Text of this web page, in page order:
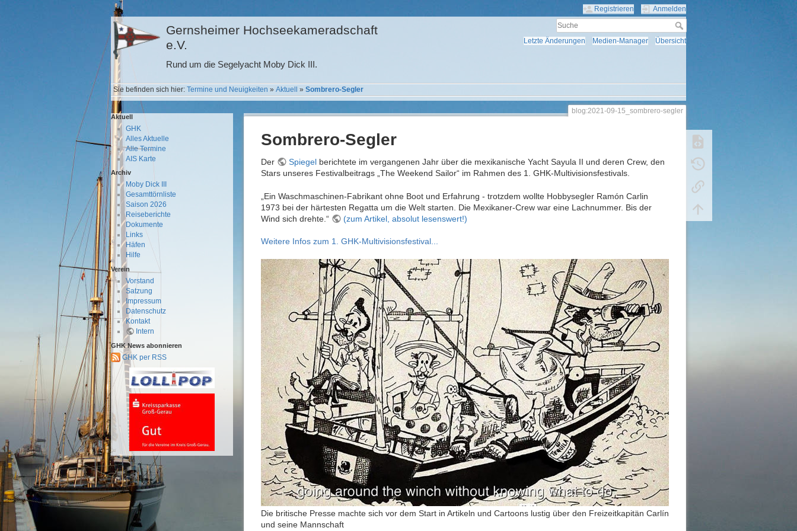
Gernsheimer Hochseekameradschaft
e.V.
Rund um die Segelyacht Moby Dick III.
Registrieren Anmelden
Letzte Änderungen Medien-Manager Übersicht
Sie befinden sich hier:Termine und Neuigkeiten »Aktuell »Sombrero-Segler
Aktuell
GHK
Alles Aktuelle
Alle Termine
AIS Karte
Archiv
Moby Dick III
Gesamttörnliste
Saison 2026
Reiseberichte
Dokumente
Links
Häfen
Hilfe
Verein
Vorstand
Satzung
Impressum
Datenschutz
Kontakt
Intern
GHK News abonnieren
GHK per RSS
blog:2021-09-15_sombrero-segler
Sombrero-Segler
Der Spiegelberichtete im vergangenen Jahr über die mexikanische Yacht Sayula II und deren Crew, den
Stars unseres Festivalbeitrags „The Weekend Sailor“ im Rahmen des 1. GHK-Multivisionsfestivals.
„Ein Waschmaschinen-Fabrikant ohne Boot und Erfahrung - trotzdem wollte Hobbysegler Ramón Carlin
1973 bei der härtesten Regatta um die Welt starten. Die Mexikaner-Crew war eine Lachnummer. Bis der
Wind sich drehte.“
(zum Artikel, absolut lesenswert!)
Weitere Infos zum 1. GHK-Multivisionsfestival...
Die britische Presse machte sich vor dem Start in Artikeln und Cartoons lustig über den Freizeitkapitän Carlín
und seine Mannschaft